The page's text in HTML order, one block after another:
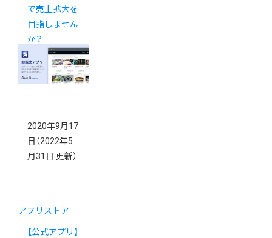
で売上拡大を
目指しません
か？
2020年9月17
日 （2022年5
月31日 更新）
アプリストア
【公式アプリ】